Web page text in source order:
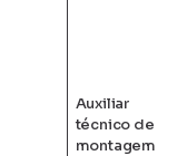
Auxiliar
técnico de
montagem